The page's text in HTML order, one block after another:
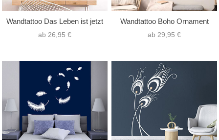
Wandtattoo Das Leben ist jetzt
ab 26,95 €
Wandtattoo Boho Ornament
ab 29,95 €